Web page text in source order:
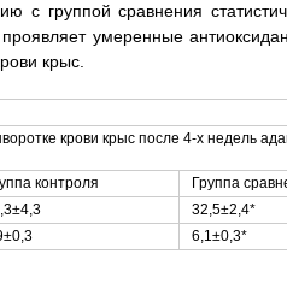
с группой сравнения
умеренные
крыс.
крови крыс после 4-х недель
контроля Группа
32,5±2,4*
6,1±0,3*